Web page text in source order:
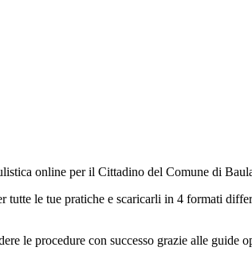
online per il Cittadino del Comune di
le tue pratiche e scaricarli in 4 formati
le procedure con successo grazie alle guide